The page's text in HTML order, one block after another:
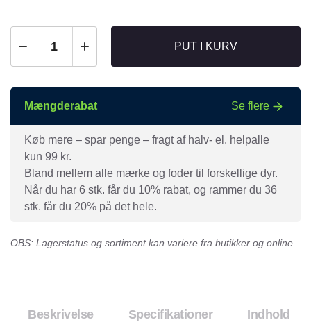
PUT I KURV
Mængderabat Se flere
Køb mere – spar penge – fragt af halv- el. helpalle
kun 99 kr.
Bland mellem alle mærke og foder til forskellige dyr.
Når du har 6 stk. får du 10% rabat, og rammer du 36
stk. får du 20% på det hele.
OBS: Lagerstatus og sortiment kan variere fra butikker og online.
Beskrivelse Specifikationer Indhold